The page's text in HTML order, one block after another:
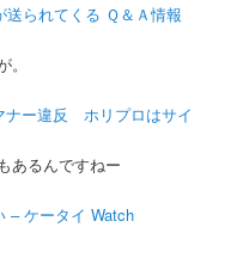
られてくる Ｑ＆Ａ情報
ナー違反 ホリプロはサイ
あるんですねー
ケータイ Watch